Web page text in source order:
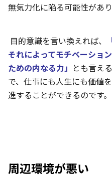
無気力化に陥る可能性があり
目的意識を言い換えれば、
それによってモチベーショ
ための内なる力」 とも言え
で、仕事にも人生にも価値
進することができるのです。
周辺環境が悪い